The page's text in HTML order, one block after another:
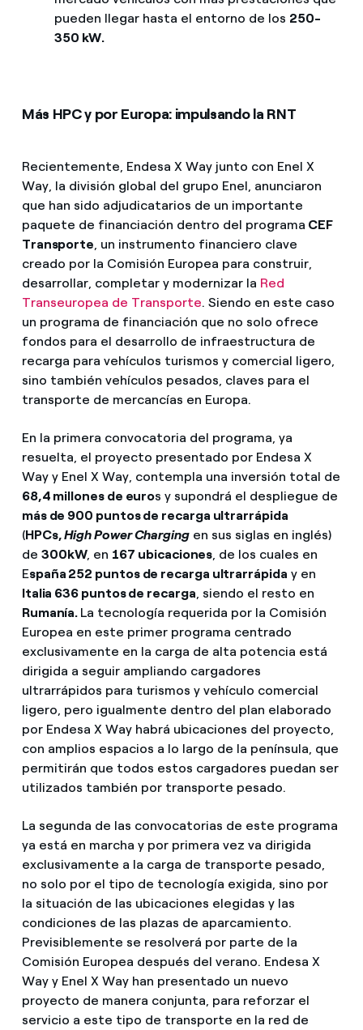
pueden llegar hasta el entorno de los 250-
350 kW.
Más HPC y por Europa: impulsando la RNT
Recientemente, Endesa X Way junto con Enel X
Way, la división global del grupo Enel, anunciaron
que han sido adjudicatarios de un importante
paquete de financiación dentro del programa CEF
Transporte , un instrumento financiero clave
creado por la Comisión Europea para construir,
desarrollar, completar y modernizar la Red
Transeuropea de Transporte. Siendo en este caso
un programa de financiación que no solo ofrece
fondos para el desarrollo de infraestructura de
recarga para vehículos turismos y comercial ligero,
sino también vehículos pesados, claves para el
transporte de mercancías en Europa.
En la primera convocatoria del programa, ya
resuelta, el proyecto presentado por Endesa X
Way y Enel X Way, contempla una inversión total de
68,4 millones de euros y supondrá el despliegue de
más de 900 puntos de recarga ultrarrápida
(HPCs,High Power Chargingen sus siglas en inglés)
de 300kW, en 167 ubicaciones, de los cuales en
España 252 puntos de recarga ultrarrápida y en
Italia 636 puntos de recarga, siendo el resto en
Rumanía. La tecnología requerida por la Comisión
Europea en este primer programa centrado
exclusivamente en la carga de alta potencia está
dirigida a seguir ampliando cargadores
ultrarrápidos para turismos y vehículo comercial
ligero, pero igualmente dentro del plan elaborado
por Endesa X Way habrá ubicaciones del proyecto,
con amplios espacios a lo largo de la península, que
permitirán que todos estos cargadores puedan ser
utilizados también por transporte pesado.
La segunda de las convocatorias de este programa
ya está en marcha y por primera vez va dirigida
exclusivamente a la carga de transporte pesado,
no solo por el tipo de tecnología exigida, sino por
la situación de las ubicaciones elegidas y las
condiciones de las plazas de aparcamiento.
Previsiblemente se resolverá por parte de la
Comisión Europea después del verano. Endesa X
Way y Enel X Way han presentado un nuevo
proyecto de manera conjunta, para reforzar el
servicio a este tipo de transporte en la red de